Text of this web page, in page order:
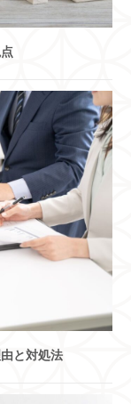
と対処法